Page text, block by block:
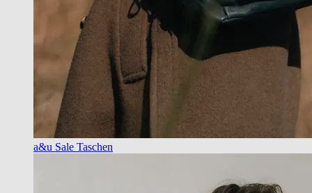
a&u Sale Taschen